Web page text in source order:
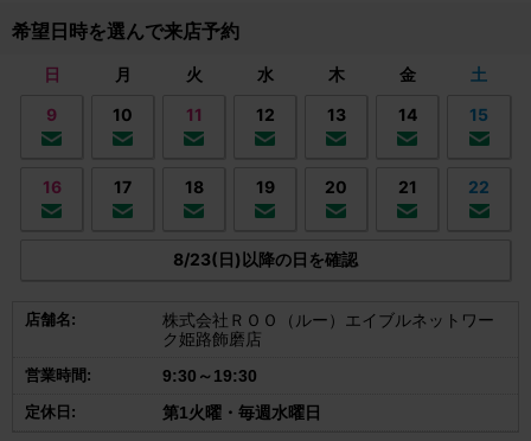
希望日時を選んで来店予約
日 月 火 水 木 金
土
9
10 11 12 13 14 15
16 17 18 19 20 21 22
8/23(日)以降の日を確認
店舗名:
株式会社ＲＯＯ（ルー）エイブルネットワー
ク姫路飾磨店
営業時間: 9:30～19:30
定休日: 第1火曜・毎週水曜日